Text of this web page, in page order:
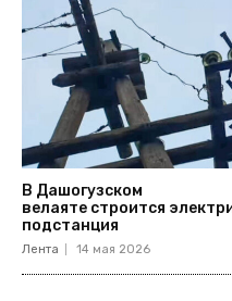
В Дашогузском
велаяте строится
подстанция
Лента 14 мая 2026